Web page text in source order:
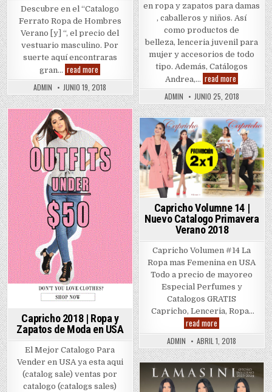
en ropa y zapatos para damas
, caballeros y niños. Así
como productos de
belleza, lenceria juvenil para
mujer y accesorios de todo
tipo. Además, Catálogos
Andrea,… read more
Andrea
2018
ADMIN JUNIO 25, 2018
Descubre en el “Catalogo
Ferrato Ropa de Hombres
Verano [y] “, el precio del
vestuario masculino. Por
suerte aquí encontraras
gran… read more
Ropa
y
Zapatos
de
Hombre
|
Verano
2018
ADMIN JUNIO 19, 2018
Posted
in
Capricho 2018 | Ropa y
Zapatos de Moda en USA
El Mejor Catalogo Para
Vender en USA ya esta aqui
(catalog sale) ventas por
catalogo (catalogs sales)
Posted
in
Capricho Volumne 14 |
Nuevo Catalogo Primavera
Verano 2018
Capricho Volumen #14 La
Ropa mas Femenina en USA
Todo a precio de mayoreo
Especial Perfumes y
Catalogos GRATIS
Capricho, Lenceria, Ropa…
read more
Volumne
14
|
Nuevo
Catalogo
Primavera
Verano
2018
ADMIN ABRIL 1, 2018
Posted